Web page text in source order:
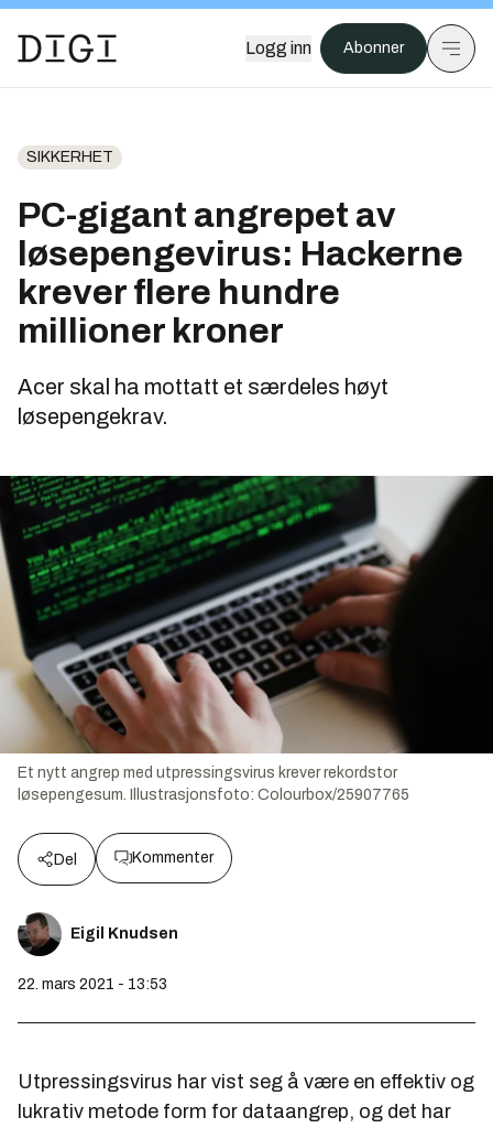
Logg inn Abonner
SIKKERHET
PC-gigant angrepet av
løsepengevirus: Hackerne
krever flere hundre
millioner kroner
Acer skal ha mottatt et særdeles høyt
løsepengekrav.
Et nytt angrep med utpressingsvirus krever rekordstor
løsepengesum.
Illustrasjonsfoto: Colourbox/25907765
Del Kommenter
Eigil Knudsen
22. mars 2021 - 13:53
Utpressingsvirus har vist seg å være en effektiv og
lukrativ metode form for dataangrep, og det har